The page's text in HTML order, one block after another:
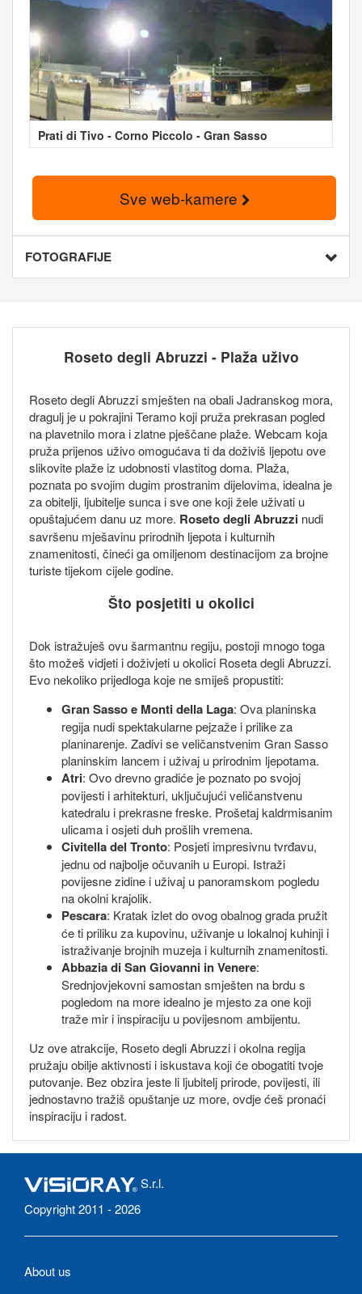
Prati di Tivo - Corno Piccolo - Gran Sasso
Sve web-kamere
FOTOGRAFIJE
Roseto degli Abruzzi - Plaža uživo
Roseto degli Abruzzi smješten na obali Jadranskog mora,
dragulj je u pokrajini Teramo koji pruža prekrasan pogled
na plavetnilo mora i zlatne pješčane plaže. Webcam koja
pruža prijenos uživo omogućava ti da doživiš ljepotu ove
slikovite plaže iz udobnosti vlastitog doma. Plaža,
poznata po svojim dugim prostranim dijelovima, idealna je
za obitelji, ljubitelje sunca i sve one koji žele uživati u
opuštajućem danu uz more. Roseto degli Abruzzi nudi
savršenu mješavinu prirodnih ljepota i kulturnih
znamenitosti, čineći ga omiljenom destinacijom za brojne
turiste tijekom cijele godine.
Što posjetiti u okolici
Dok istražuješ ovu šarmantnu regiju, postoji mnogo toga
što možeš vidjeti i doživjeti u okolici Roseta degli Abruzzi.
Evo nekoliko prijedloga koje ne smiješ propustiti:
Gran Sasso e Monti della Laga: Ova planinska
regija nudi spektakularne pejzaže i prilike za
planinarenje. Zadivi se veličanstvenim Gran Sasso
planinskim lancem i uživaj u prirodnim ljepotama.
Atri: Ovo drevno gradiće je poznato po svojoj
povijesti i arhitekturi, uključujući veličanstvenu
katedralu i prekrasne freske. Prošetaj kaldrmisanim
ulicama i osjeti duh prošlih vremena.
Civitella del Tronto: Posjeti impresivnu tvrđavu,
jednu od najbolje očuvanih u Europi. Istraži
povijesne zidine i uživaj u panoramskom pogledu
na okolni krajolik.
Pescara: Kratak izlet do ovog obalnog grada pružit
će ti priliku za kupovinu, uživanje u lokalnoj kuhinji i
istraživanje brojnih muzeja i kulturnih znamenitosti.
Abbazia di San Giovanni in Venere:
Srednjovjekovni samostan smješten na brdu s
pogledom na more idealno je mjesto za one koji
traže mir i inspiraciju u povijesnom ambijentu.
Uz ove atrakcije, Roseto degli Abruzzi i okolna regija
pružaju obilje aktivnosti i iskustava koji će obogatiti tvoje
putovanje. Bez obzira jeste li ljubitelj prirode, povijesti, ili
jednostavno tražiš opuštanje uz more, ovdje ćeš pronaći
inspiraciju i radost.
S.r.l.
Copyright 2011 - 2026
About us